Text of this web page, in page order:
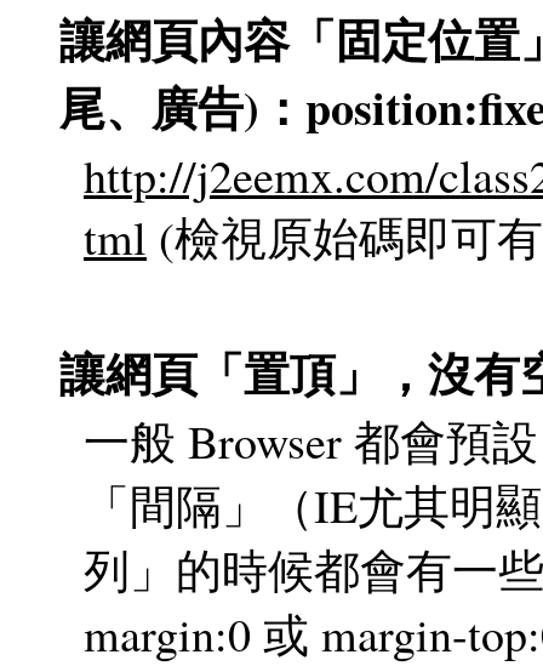
讓網頁內容「固定位
尾、廣告)：
http://j2eemx.com/
tml (檢視原始碼即可
讓網頁「置頂」，沒
一般 Browser 都會預
「間隔」（IE尤其明
列」的時候都會有一
margin:0 或 margin-